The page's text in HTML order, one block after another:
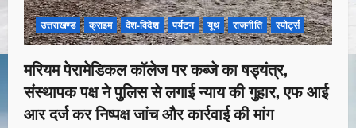
उत्तराखण्ड क्राइम देश-विदेश पर्यटन यूथ राजनीति स्पोर्ट्स
मरियम पेरामेडिकल कॉलेज पर कब्जे का षड्यंत्र,
संस्थापक पक्ष ने पुलिस से लगाई न्याय की गुहार, एफ आई
आर दर्ज कर निष्पक्ष जांच और कार्रवाई की मांग